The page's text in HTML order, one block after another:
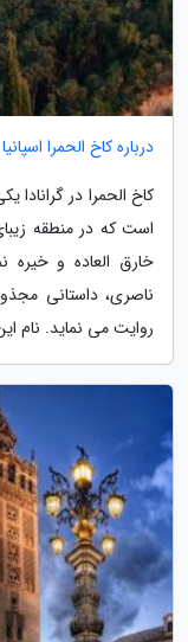
درباره کاخ الحمرا
کاخ الحمرا در
است که در منطقه
خارق العاده و خیره
ناصری، داستانی
روایت می نماید. نام